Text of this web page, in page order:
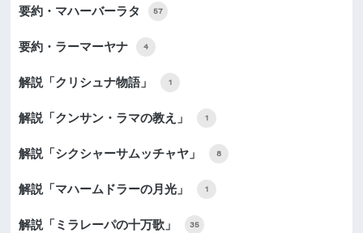
要約・マハーバーラタ 57
要約・ラーマーヤナ 4
解説「クリシュナ物語」 1
解説「クンサン・ラマの教え」 1
解説「シクシャーサムッチャヤ」 8
解説「マハームドラーの月光」 1
解説「ミラレーパの十万歌」 35